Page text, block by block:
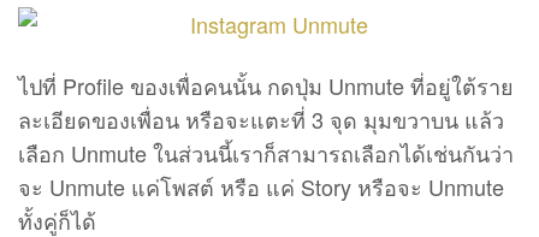
ไปที่ Profile ของเพื่อคนนั้น กดปุ่ม Unmute ที่อยู่ใต้ราย
ละเอียดของเพื่อน หรือจะแตะที่ 3 จุด มุมขวาบน แล้ว
เลือก Unmute ในส่วนนี้เราก็สามารถเลือกได้เช่นกันว่า
จะ Unmute แค่โพสต์ หรือ แค่ Story หรือจะ Unmute
ทั้งคู่ก็ได้